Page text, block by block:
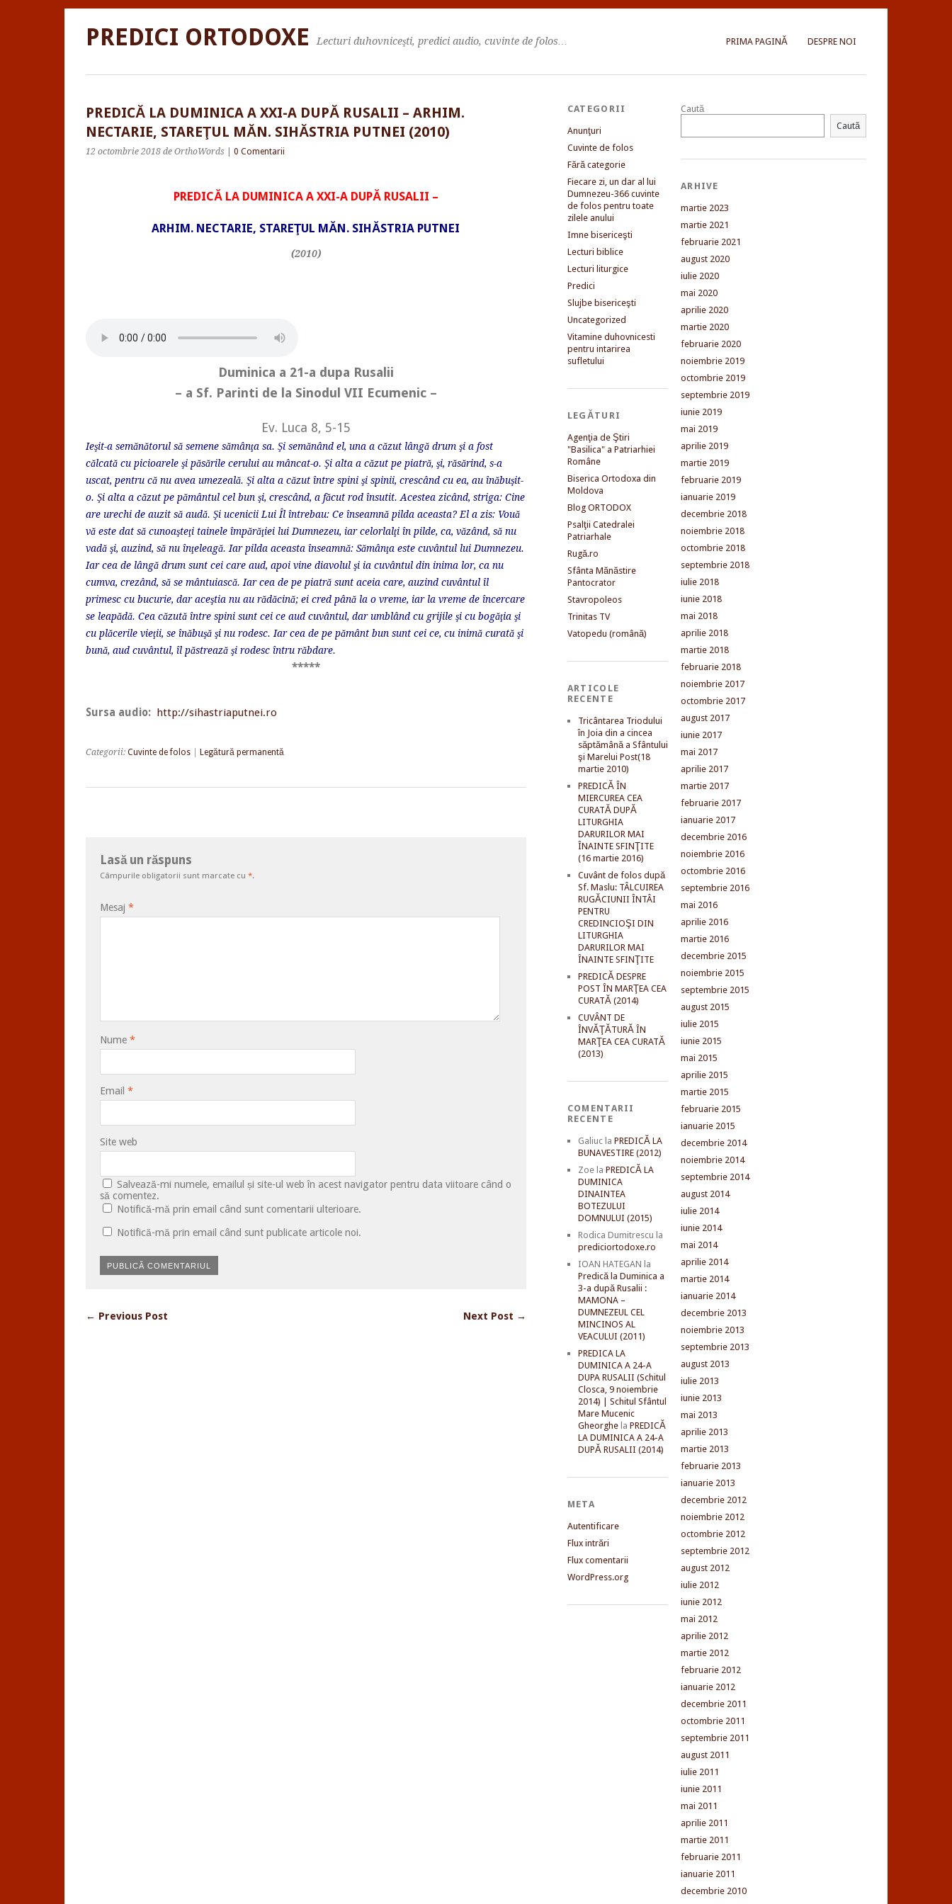
PRIMA PAGINĂ DESPRE NOI
PREDICI ORTODOXE Lecturi duhovniceşti, predici audio, cuvinte de folos…
PREDICĂ LA DUMINICA A XXI-A DUPĂ RUSALII – ARHIM.
NECTARIE, STAREŢUL MĂN. SIHĂSTRIA PUTNEI (2010)
12 octombrie 2018 de OrthoWords 0 Comentarii
PREDICĂ LA DUMINICA A XXI-A DUPĂ RUSALII –
ARHIM. NECTARIE, STAREŢUL MĂN. SIHĂSTRIA PUTNEI
(2010)
Duminica a 21-a dupa Rusalii
– a Sf. Parinti de la Sinodul VII Ecumenic –
Ev. Luca 8, 5-15
Ieşit-a semănătorul să semene sămânţa sa. Şi semănând el, una a căzut lângă drum şi a fost
călcată cu picioarele şi păsările cerului au mâncat-o. Şi alta a căzut pe piatră, şi, răsărind, s-a
uscat, pentru că nu avea umezeală. Şi alta a căzut între spini şi spinii, crescând cu ea, au înăbuşit-
o. Şi alta a căzut pe pământul cel bun şi, crescând, a făcut rod însutit. Acestea zicând, striga: Cine
are urechi de auzit să audă. Şi ucenicii Lui Îl întrebau: Ce înseamnă pilda aceasta? El a zis: Vouă
vă este dat să cunoaşteţi tainele împărăţiei lui Dumnezeu, iar celorlalţi în pilde, ca, văzând, să nu
vadă şi, auzind, să nu înţeleagă. Iar pilda aceasta înseamnă: Sămânţa este cuvântul lui Dumnezeu.
Iar cea de lângă drum sunt cei care aud, apoi vine diavolul şi ia cuvântul din inima lor, ca nu
cumva, crezând, să se mântuiască. Iar cea de pe piatră sunt aceia care, auzind cuvântul îl
primesc cu bucurie, dar aceştia nu au rădăcină; ei cred până la o vreme, iar la vreme de încercare
se leapădă. Cea căzută între spini sunt cei ce aud cuvântul, dar umblând cu grijile şi cu bogăţia şi
cu plăcerile vieţii, se înăbuşă şi nu rodesc. Iar cea de pe pământ bun sunt cei ce, cu inimă curată şi
bună, aud cuvântul, îl păstrează şi rodesc întru răbdare.
*****
Sursa audio: http://sihastriaputnei.ro
Categorii: Cuvinte de folos Legătură permanentă
Lasă un răspuns
Câmpurile obligatorii sunt marcate cu *.
Mesaj *
Nume *
Email *
Site web
Salvează-mi numele, emailul și site-ul web în acest navigator pentru data viitoare când o
să comentez.
Notifică-mă prin email când sunt comentarii ulterioare.
Notifică-mă prin email când sunt publicate articole noi.
← Previous Post Next Post →
CATEGORII
Anunţuri
Cuvinte de folos
Fără categorie
Fiecare zi, un dar al lui
Dumnezeu-366 cuvinte
de folos pentru toate
zilele anului
Imne bisericeşti
Lecturi biblice
Lecturi liturgice
Predici
Slujbe bisericeşti
Uncategorized
Vitamine duhovnicesti
pentru intarirea
sufletului
LEGĂTURI
Agenţia de Ştiri
"Basilica" a Patriarhiei
Române
Biserica Ortodoxa din
Moldova
Blog ORTODOX
Psalţii Catedralei
Patriarhale
Rugă.ro
Sfânta Mănăstire
Pantocrator
Stavropoleos
Trinitas TV
Vatopedu (română)
ARTICOLE
RECENTE
Tricântarea Triodului
în Joia din a cincea
săptămână a Sfântului
şi Marelui Post(18
martie 2010)
PREDICĂ ÎN
MIERCUREA CEA
CURATĂ DUPĂ
LITURGHIA
DARURILOR MAI
ÎNAINTE SFINŢITE
(16 martie 2016)
Cuvânt de folos după
Sf. Maslu: TÂLCUIREA
RUGĂCIUNII ÎNTÂI
PENTRU
CREDINCIOŞI DIN
LITURGHIA
DARURILOR MAI
ÎNAINTE SFINŢITE
PREDICĂ DESPRE
POST ÎN MARŢEA CEA
CURATĂ (2014)
CUVÂNT DE
ÎNVĂŢĂTURĂ ÎN
MARŢEA CEA CURATĂ
(2013)
COMENTARII
RECENTE
Galiucla PREDICĂ LA
BUNAVESTIRE (2012)
Zoela PREDICĂ LA
DUMINICA
DINAINTEA
BOTEZULUI
DOMNULUI (2015)
Rodica Dumitrescu la
prediciortodoxe.ro
IOAN HATEGAN la
Predică la Duminica a
3-a după Rusalii :
MAMONA –
DUMNEZEUL CEL
MINCINOS AL
VEACULUI (2011)
PREDICA LA
DUMINICA A 24-A
DUPA RUSALII (Schitul
Closca, 9 noiembrie
2014) | Schitul Sfântul
Mare Mucenic
Gheorghela PREDICĂ
LA DUMINICA A 24-A
DUPĂ RUSALII (2014)
META
Autentificare
Flux intrări
Flux comentarii
WordPress.org
Caută
Caută
ARHIVE
martie 2023
martie 2021
februarie 2021
august 2020
iulie 2020
mai 2020
aprilie 2020
martie 2020
februarie 2020
noiembrie 2019
octombrie 2019
septembrie 2019
iunie 2019
mai 2019
aprilie 2019
martie 2019
februarie 2019
ianuarie 2019
decembrie 2018
noiembrie 2018
octombrie 2018
septembrie 2018
iulie 2018
iunie 2018
mai 2018
aprilie 2018
martie 2018
februarie 2018
noiembrie 2017
octombrie 2017
august 2017
iunie 2017
mai 2017
aprilie 2017
martie 2017
februarie 2017
ianuarie 2017
decembrie 2016
noiembrie 2016
octombrie 2016
septembrie 2016
mai 2016
aprilie 2016
martie 2016
decembrie 2015
noiembrie 2015
septembrie 2015
august 2015
iulie 2015
iunie 2015
mai 2015
aprilie 2015
martie 2015
februarie 2015
ianuarie 2015
decembrie 2014
noiembrie 2014
septembrie 2014
august 2014
iulie 2014
iunie 2014
mai 2014
aprilie 2014
martie 2014
ianuarie 2014
decembrie 2013
noiembrie 2013
septembrie 2013
august 2013
iulie 2013
iunie 2013
mai 2013
aprilie 2013
martie 2013
februarie 2013
ianuarie 2013
decembrie 2012
noiembrie 2012
octombrie 2012
septembrie 2012
august 2012
iulie 2012
iunie 2012
mai 2012
aprilie 2012
martie 2012
februarie 2012
ianuarie 2012
decembrie 2011
octombrie 2011
septembrie 2011
august 2011
iulie 2011
iunie 2011
mai 2011
aprilie 2011
martie 2011
februarie 2011
ianuarie 2011
decembrie 2010